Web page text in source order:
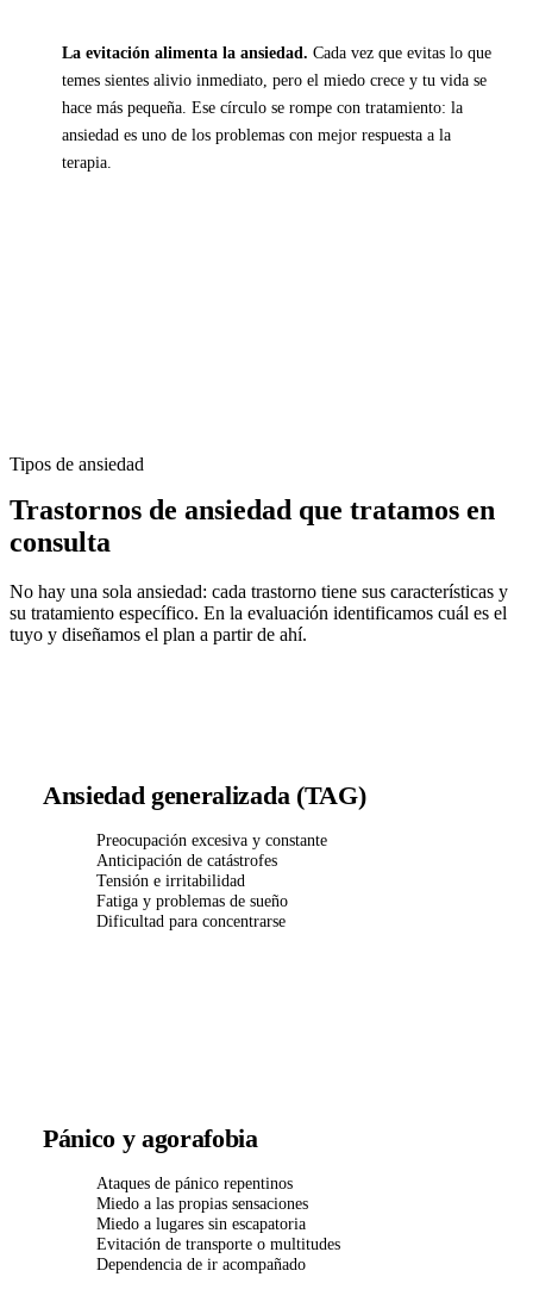
La evitación alimenta la ansiedad. Cada vez que evitas lo que
temes sientes alivio inmediato, pero el miedo crece y tu vida se
hace más pequeña. Ese círculo se rompe con tratamiento: la
ansiedad es uno de los problemas con mejor respuesta a la
terapia.
Tipos de ansiedad
Trastornos de ansiedad que tratamos en
consulta
No hay una sola ansiedad: cada trastorno tiene sus características y
su tratamiento específico. En la evaluación identificamos cuál es el
tuyo y diseñamos el plan a partir de ahí.
Ansiedad generalizada (TAG)
Preocupación excesiva y constante
Anticipación de catástrofes
Tensión e irritabilidad
Fatiga y problemas de sueño
Dificultad para concentrarse
Pánico y agorafobia
Ataques de pánico repentinos
Miedo a las propias sensaciones
Miedo a lugares sin escapatoria
Evitación de transporte o multitudes
Dependencia de ir acompañado